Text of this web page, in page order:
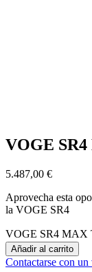
VOGE
5.487,00 €
Aprovecha esta
la VOGE SR4
VOGE SR4 MAX
Añadir al carrito
Contactarse con un